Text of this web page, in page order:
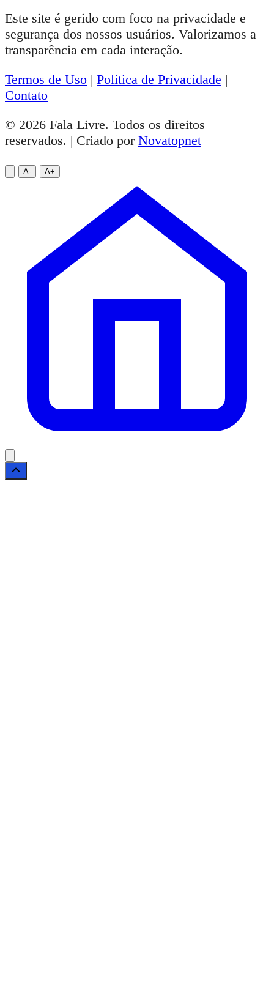
Este site é gerido com foco na privacidade e
segurança dos nossos usuários. Valorizamos a
transparência em cada interação.
Termos de Uso | Política de Privacidade |
Contato
© 2026 Fala Livre. Todos os direitos
reservados. | Criado por Novatopnet
A- A+